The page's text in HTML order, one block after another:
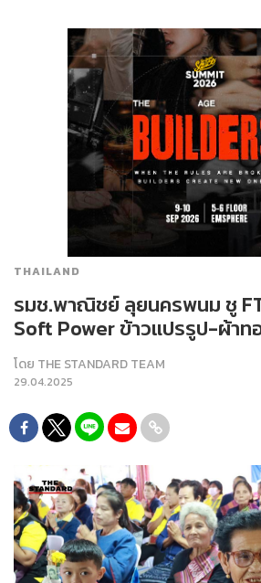
THAILAND
รมช.พาณิชย์ ลุยนครพนม ชู
Soft Power ข้าวแปรรูป-ผ้าท
โดย THE STANDARD TEAM
29.04.2025